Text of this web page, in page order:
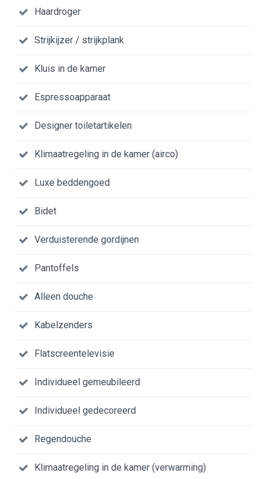
Haardroger
Strijkijzer / strijkplank
Kluis in de kamer
Espressoapparaat
Designer toiletartikelen
Klimaatregeling in de kamer (airco)
Luxe beddengoed
Bidet
Verduisterende gordijnen
Pantoffels
Alleen douche
Kabelzenders
Flatscreentelevisie
Individueel gemeubileerd
Individueel gedecoreerd
Regendouche
Klimaatregeling in de kamer (verwarming)